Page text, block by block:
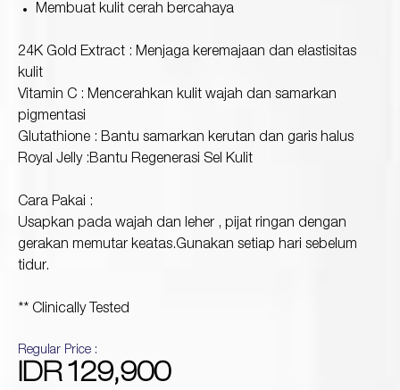
Membuat kulit cerah bercahaya
24K Gold Extract : Menjaga keremajaan dan elastisitas
kulit
Vitamin C : Mencerahkan kulit wajah dan samarkan
pigmentasi
Glutathione : Bantu samarkan kerutan dan garis halus
Royal Jelly :Bantu Regenerasi Sel Kulit
Cara Pakai :
Usapkan pada wajah dan leher , pijat ringan dengan
gerakan memutar keatas.Gunakan setiap hari sebelum
tidur.
** Clinically Tested
Regular Price :
IDR 129,900